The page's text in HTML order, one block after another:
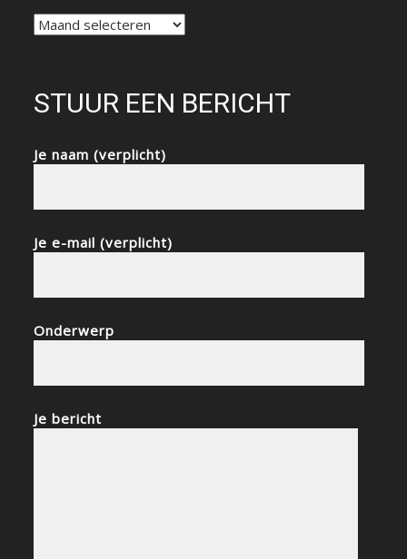
NIEUWSARCHIEF
STUUR EEN BERICHT
Je naam (verplicht)
Je e-mail (verplicht)
Onderwerp
Je bericht